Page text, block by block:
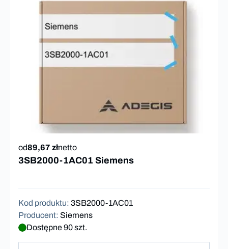
od89,67 złnetto
3SB2000-1AC01 Siemens
Kod produktu: 3SB2000-1AC01
Producent: Siemens
Dostępne 90 szt.